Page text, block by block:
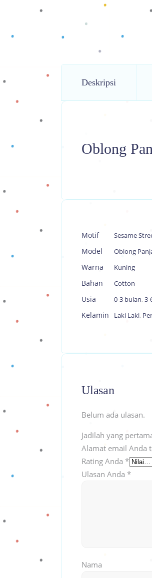
Deskripsi
Oblong
Motif Sesame
Model Oblong
Warna Kuning
Bahan Cotton
Usia 0-3 bulan, 3-
Kelamin Laki Laki,
Ulasan
Belum ada ulasan.
Jadilah yang
Alamat email Anda
Rating Anda *
Ulasan Anda *
Nama